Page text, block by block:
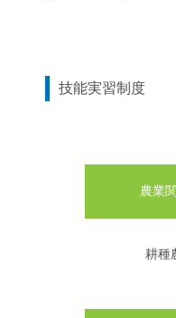
技能実習制度
農業
耕種